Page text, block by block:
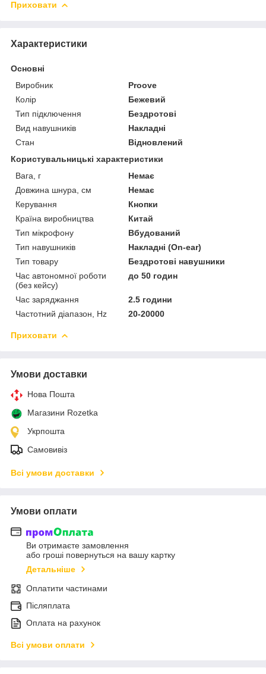
Приховати
Характеристики
Основні
Виробник
Proove
Колір
Бежевий
Тип підключення
Бездротові
Вид навушників
Накладні
Стан
Відновлений
Користувальницькі характеристики
Вага, г
Немає
Довжина шнура, см
Немає
Керування
Кнопки
Країна виробництва
Китай
Тип мікрофону
Вбудований
Тип навушників
Накладні (On-ear)
Тип товару
Бездротові навушники
Час автономної роботи
(без кейсу)
до 50 годин
Час заряджання
2.5 години
Частотний діапазон, Hz
20-20000
Приховати
Умови доставки
Нова Пошта
Магазини Rozetka
Укрпошта
Самовивіз
Всі умови доставки
Умови оплати
Ви отримаєте замовлення
або гроші повернуться на вашу картку
Детальніше
Оплатити частинами
Післяплата
Оплата на рахунок
Всі умови оплати